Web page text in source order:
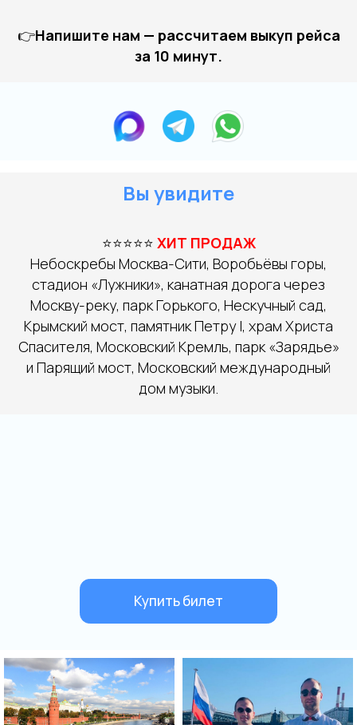
👉Напишите нам — рассчитаем выкуп рейса
за 10 минут.
Вы увидите
⭐⭐⭐⭐⭐ ХИТ ПРОДАЖ
Небоскребы Москва-Сити, Воробьёвы горы,
стадион «Лужники», канатная дорога через
Москву-реку, парк Горького, Нескучный сад,
Крымский мост, памятник Петру I, храм Христа
Спасителя, Московский Кремль, парк «Зарядье»
и Парящий мост, Московский международный
дом музыки.